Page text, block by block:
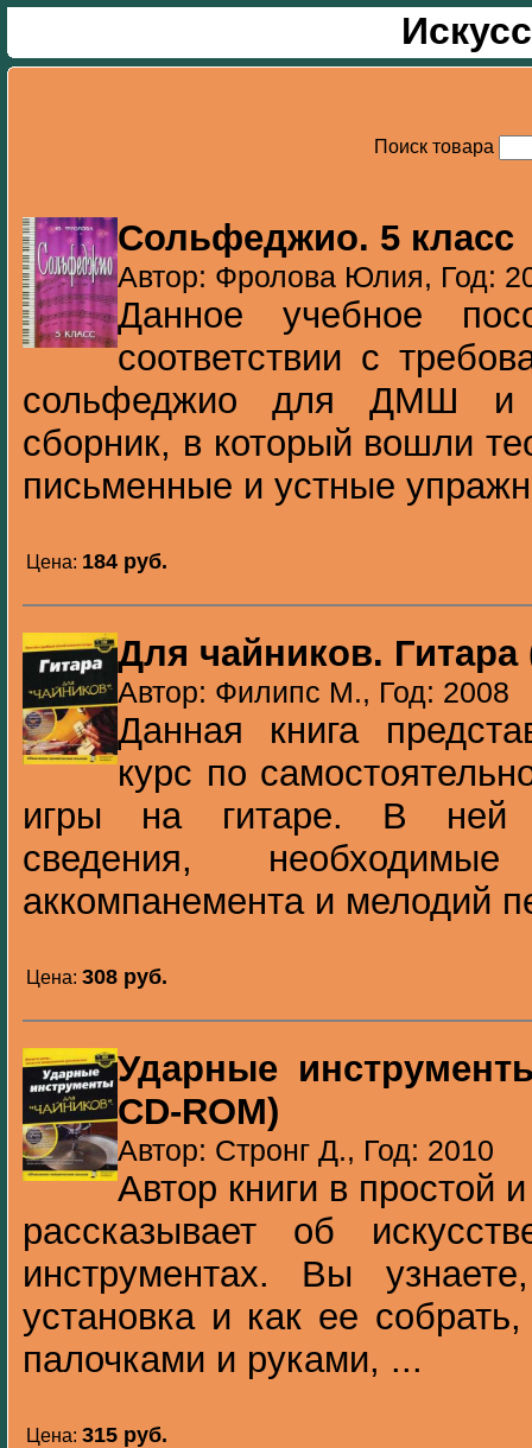
Поиск товара
Сольфеджио. 5 класс
Автор: Фролова Юлия, Год:
Данное учебное
соответствии с
сольфеджио для ДМШ и
сборник, в который вошли
письменные и устные
Цена: 184 pуб.
Для чайников. Гитара
Автор: Филипс М., Год: 2008
Данная книга
курс по
игры на гитаре. В ней
сведения,
аккомпанемента и мелодий
Цена: 308 pуб.
Ударные
CD-ROM)
Автор: Стронг Д., Год: 2010
Автор книги в простой
рассказывает об
инструментах. Вы
установка и как ее
палочками и руками, ...
Цена: 315 pуб.